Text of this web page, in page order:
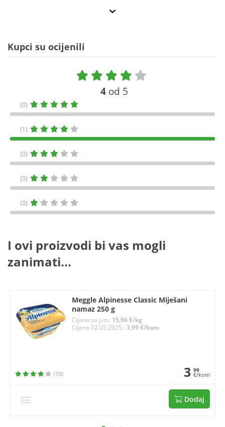
Kupci su ocijenili
4 od 5
(0)
(1)
(0)
(0)
(0)
I ovi proizvodi bi vas mogli
zanimati...
Meggle Alpinesse Classic Miješani
namaz 250 g
Cijena za j.m.: 15,96 €/kg
Cijena 02.05.2025.:3,99 €/kom
(10) 3 99
€/kom
Dodaj